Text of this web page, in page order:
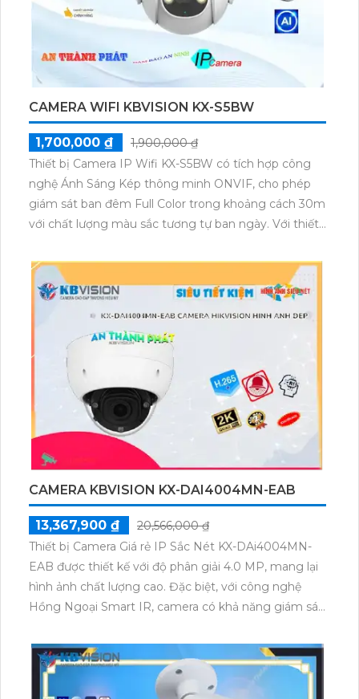
CAMERA WIFI KBVISION KX-S5BW
1,700,000 ₫
1,900,000 ₫
Thiết bị Camera IP Wifi KX-S5BW có tích hợp công
nghệ Ánh Sáng Kép thông minh ONVIF, cho phép
giám sát ban đêm Full Color trong khoảng cách 30m
với chất lượng màu sắc tương tự ban ngày. Với thiết
dõi chuyển động Tracking 360 độ. Được trang bị khe
cắm thẻ nhớ Micro SD, cho phép lưu trữ dữ liệu tại
chỗ. Camera cũng có chức năng thu âm và loa cao
cấp, cùng với cấu hình tiết kiệm điện với nguồn 12V
ONVIF H.265/H.264+/H.264.Camera giá rẻ IP Wifi KX-
S5BW với tính năng Ánh Sáng Kép thông minh, giám
sát ban đêm Full Color 30m. Thiết kế ngoại trời tinh
tế, IP67. Trang bị Tracking chuyển động, kết nối dễ
dàng. Lưu dữ liệu trên thẻ nhớ Micro SD. Thu Âm và
Loa cao cấp, tiết kiệm điện với nguồn 12V.
H.265/H.264+/H.264.
CAMERA KBVISION KX-DAI4004MN-EAB
13,367,900 ₫
20,566,000 ₫
Thiết bị Camera Giá rẻ IP Sắc Nét KX-DAi4004MN-
EAB được thiết kế với độ phân giải 4.0 MP, mang lại
hình ảnh chất lượng cao. Đặc biệt, với công nghệ
Hồng Ngoại Smart IR, camera có khả năng giám sát
40m. Camera này phù hợp cho cửa hàng, gia đình,
căn hộ, hay dự án chuyên dụng. Với kiểu dáng Dome
Kim Loại và công nghệ IP, camera không bị giảm